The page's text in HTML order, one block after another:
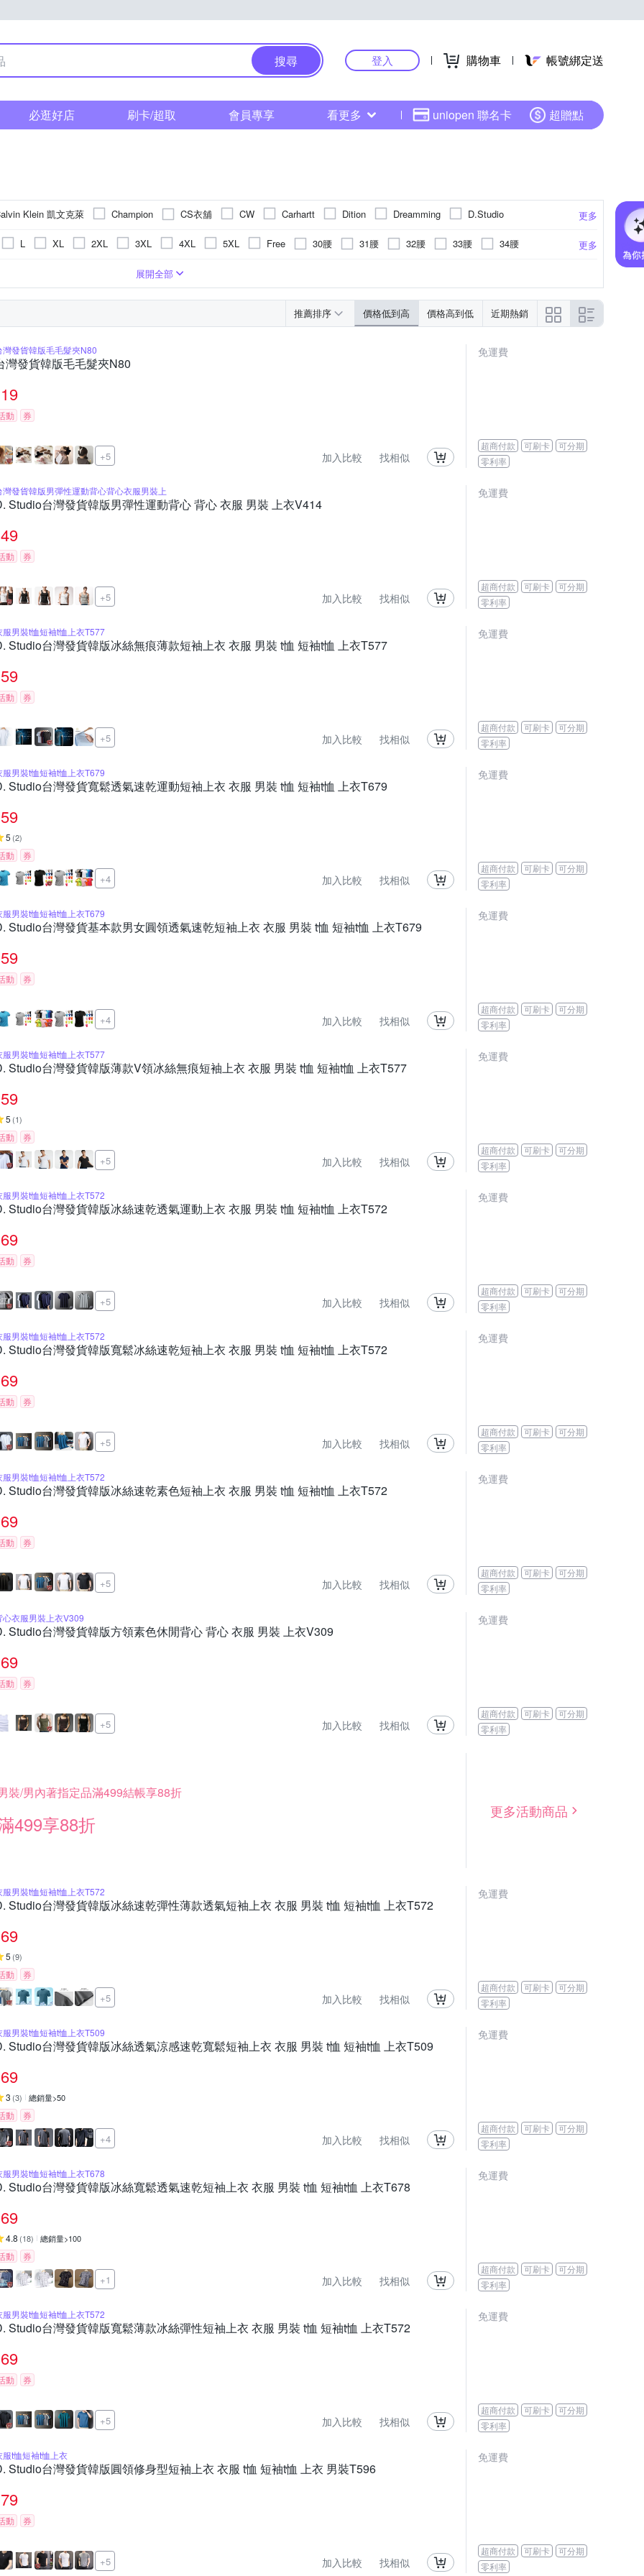
搜尋 登入 購物車 帳號綁定送
必逛好店 刷卡/超取 會員專享 看更多 uniopen 聯名卡 超贈點
更多
Klein 凱文克萊 Champion CS衣舖 CW Carhartt Dition Dreamming
D.Studio
Heart:W 新職人
Heha KISSDIAMOND Minidesign ModaCore 摩達客 moz 瑞典
Mini 嚴選
旺傢飾
ZENO 米蘭精品 其他品牌
更多
L XL 2XL 3XL 4XL 5XL Free 30腰 31腰 32腰 33腰
34腰
LL 格紋
寬褲 POLO衫
直筒 長版
展開全部
推薦排序 價格低到高 價格高到低 近期熱銷
灣發貨韓版毛毛髮夾N80
灣發貨韓版毛毛髮夾N80
19
動 券
+5 加入比較 找相似
免運費
超商付款 可刷卡
可分期
零利率
灣發貨韓版男彈性運動背心背心衣服男裝上
Studio台灣發貨韓版男彈性運動背心 背心 衣服 男裝 上衣V414
49
動 券
+5 加入比較 找相似
免運費
超商付款 可刷卡
可分期
零利率
服男裝t恤短袖t恤上衣T577
Studio台灣發貨韓版冰絲無痕薄款短袖上衣 衣服 男裝 t恤 短袖t恤 上衣T577
59
動 券
+5 加入比較 找相似
免運費
超商付款 可刷卡
可分期
零利率
服男裝t恤短袖t恤上衣T679
Studio台灣發貨寬鬆透氣速乾運動短袖上衣 衣服 男裝 t恤 短袖t恤 上衣T679
59
5 (2)
動 券
+4 加入比較 找相似
免運費
超商付款 可刷卡
可分期
零利率
服男裝t恤短袖t恤上衣T679
Studio台灣發貨基本款男女圓領透氣速乾短袖上衣 衣服 男裝 t恤 短袖t恤 上衣T679
59
動 券
+4 加入比較 找相似
免運費
超商付款 可刷卡
可分期
零利率
服男裝t恤短袖t恤上衣T577
Studio台灣發貨韓版薄款V領冰絲無痕短袖上衣 衣服 男裝 t恤 短袖t恤 上衣T577
59
5 (1)
動 券
+5 加入比較 找相似
免運費
超商付款 可刷卡
可分期
零利率
服男裝t恤短袖t恤上衣T572
Studio台灣發貨韓版冰絲速乾透氣運動上衣 衣服 男裝 t恤 短袖t恤 上衣T572
69
動 券
+5 加入比較 找相似
免運費
超商付款 可刷卡
可分期
零利率
服男裝t恤短袖t恤上衣T572
Studio台灣發貨韓版寬鬆冰絲速乾短袖上衣 衣服 男裝 t恤 短袖t恤 上衣T572
69
動 券
+5 加入比較 找相似
免運費
超商付款 可刷卡
可分期
零利率
服男裝t恤短袖t恤上衣T572
Studio台灣發貨韓版冰絲速乾素色短袖上衣 衣服 男裝 t恤 短袖t恤 上衣T572
69
動 券
+5 加入比較 找相似
免運費
超商付款 可刷卡
可分期
零利率
心衣服男裝上衣V309
Studio台灣發貨韓版方領素色休閒背心 背心 衣服 男裝 上衣V309
69
動 券
+5 加入比較 找相似
免運費
超商付款 可刷卡
可分期
零利率
裝/男內著指定品滿499結帳享88折
499享88折
更多活動商品
服男裝t恤短袖t恤上衣T572
Studio台灣發貨韓版冰絲速乾彈性薄款透氣短袖上衣 衣服 男裝 t恤 短袖t恤 上衣T572
69
5 (9)
動 券
+5 加入比較 找相似
免運費
超商付款 可刷卡
可分期
零利率
服男裝t恤短袖t恤上衣T509
Studio台灣發貨韓版冰絲透氣涼感速乾寬鬆短袖上衣 衣服 男裝 t恤 短袖t恤 上衣T509
69
3 (3) 總銷量>50
動 券
+4 加入比較 找相似
免運費
超商付款 可刷卡
可分期
零利率
服男裝t恤短袖t恤上衣T678
Studio台灣發貨韓版冰絲寬鬆透氣速乾短袖上衣 衣服 男裝 t恤 短袖t恤 上衣T678
69
4.8 (18) 總銷量>100
動 券
+1 加入比較 找相似
免運費
超商付款 可刷卡
可分期
零利率
服男裝t恤短袖t恤上衣T572
Studio台灣發貨韓版寬鬆薄款冰絲彈性短袖上衣 衣服 男裝 t恤 短袖t恤 上衣T572
69
動 券
+5 加入比較 找相似
免運費
超商付款 可刷卡
可分期
零利率
服t恤短袖t恤上衣
Studio台灣發貨韓版圓領修身型短袖上衣 衣服 t恤 短袖t恤 上衣 男裝T596
79
動 券
+5 加入比較 找相似
免運費
超商付款 可刷卡
可分期
零利率